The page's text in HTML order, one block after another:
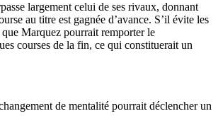
largement celui de ses rivaux, donnant
au titre est gagnée d’avance. S’il évite les
Marquez pourrait remporter le
courses de la fin, ce qui constituerait un
de mentalité pourrait déclencher un